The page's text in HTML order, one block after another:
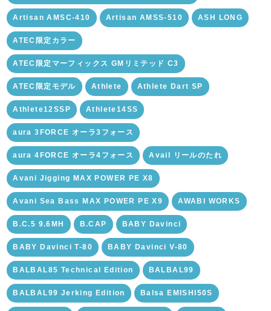
Artisan AMSC-410 Artisan AMSS-510 ASH LONG
ATEC限定カラー
ATEC限定マーフィックス GMリミテッド C3
ATEC限定モデル Athlete Athlete Dart SP
Athlete12SSP Athlete14SS
aura 3FORCE オーラ3フォース
aura 4FORCE オーラ4フォース Avail リールのたれ
Avani Jigging MAX POWER PE X8
Avani Sea Bass MAX POWER PE X9 AWABI WORKS
B.C.5 9.6MH B.CAP BABY Davinci
BABY Davinci T-80 BABY Davinci V-80
BALBAL85 Technical Edition BALBAL99
BALBAL99 Jerking Edition Balsa EMISHI50S